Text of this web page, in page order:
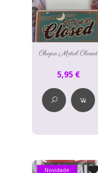
Chapa Metal Closed
5,95 €
Novidade